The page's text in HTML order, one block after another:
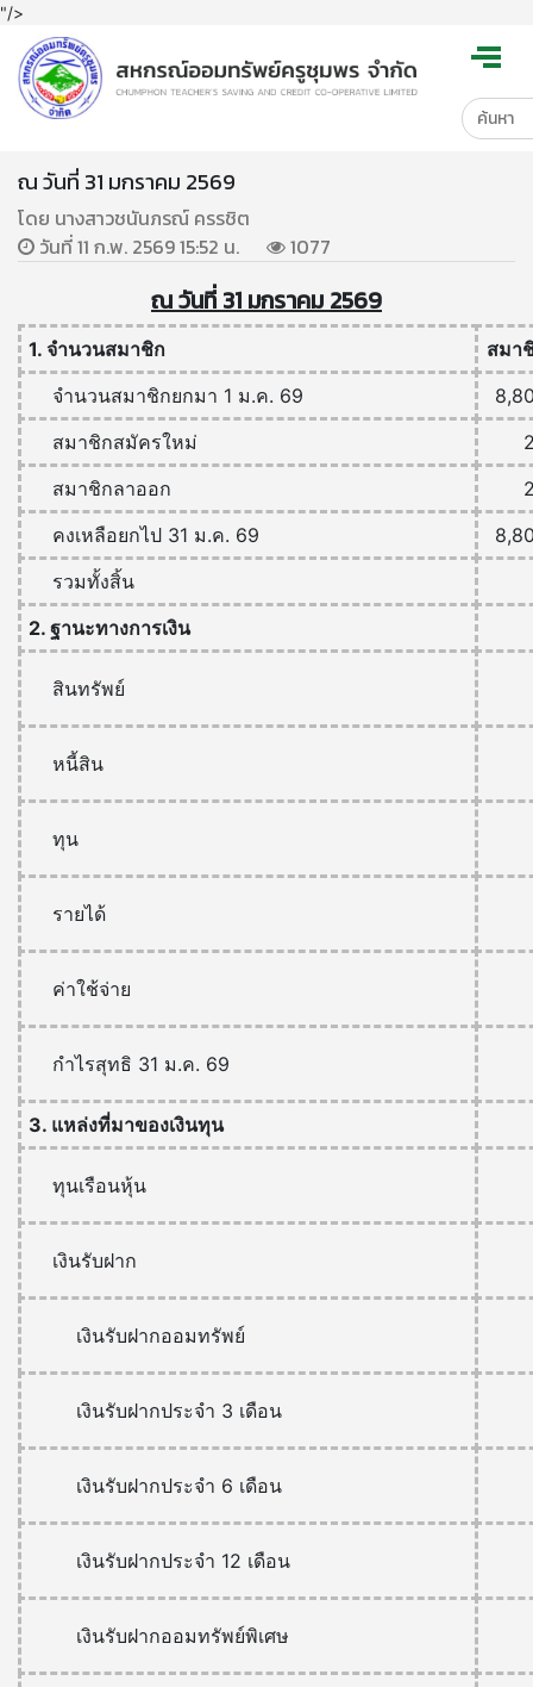
"/>
ณ วันที่ 31 มกราคม 2569
โดย นางสาวชนันภรณ์ ครรชิต
วันที่ 11 ก.พ. 2569 15:52 น.
1077
ณ วันที่ 31 มกราคม 2569
1. จำนวนสมาชิก
สมา
จำนวนสมาชิกยกมา 1 ม.ค. 69
สมาชิกสมัครใหม่
สมาชิกลาออก
คงเหลือยกไป 31 ม.ค. 69
รวมทั้งสิ้น
2. ฐานะทางการเงิน
สินทรัพย์
หนี้สิน
ทุน
รายได้
ค่าใช้จ่าย
กำไรสุทธิ 31 ม.ค. 69
3. แหล่งที่มาของเงินทุน
ทุนเรือนหุ้น
เงินรับฝาก
เงินรับฝากออมทรัพย์
เงินรับฝากประจำ 3 เดือน
เงินรับฝากประจำ 6 เดือน
เงินรับฝากประจำ 12 เดือน
เงินรับฝากออมทรัพย์พิเศษ